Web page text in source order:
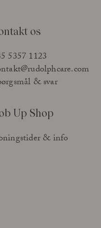
os
5357 1123
& svar
Up Shop
& info